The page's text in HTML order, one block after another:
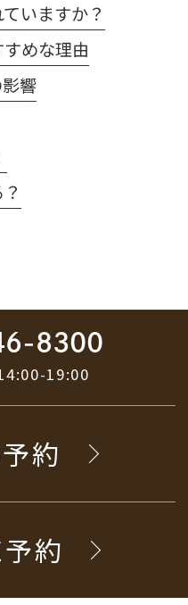
いますか？
めな理由
響
8300
19:00
約
約